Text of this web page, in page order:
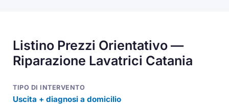
Listino Prezzi Orientativo —
Riparazione Lavatrici Catania
Uscita + diagnosi a domicilio